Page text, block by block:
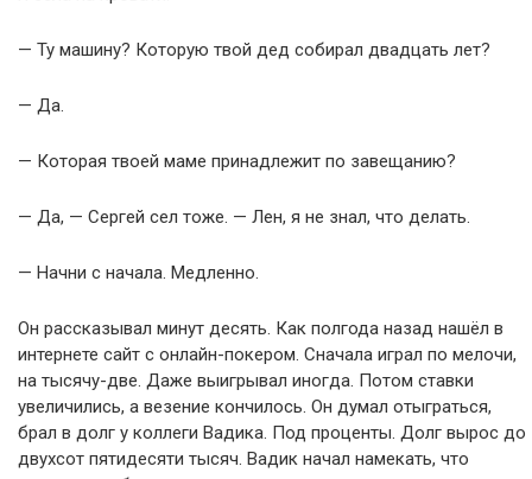
— Ту машину? Которую твой дед собирал двадцать лет?
— Да.
— Которая твоей маме принадлежит по завещанию?
— Да, — Сергей сел тоже. — Лен, я не знал, что делать.
— Начни с начала. Медленно.
Он рассказывал минут десять. Как полгода назад нашёл в
интернете сайт с онлайн-покером. Сначала играл по мелочи,
на тысячу-две. Даже выигрывал иногда. Потом ставки
увеличились, а везение кончилось. Он думал отыграться,
брал в долг у коллеги Вадика. Под проценты. Долг вырос до
двухсот пятидесяти тысяч. Вадик начал намекать, что